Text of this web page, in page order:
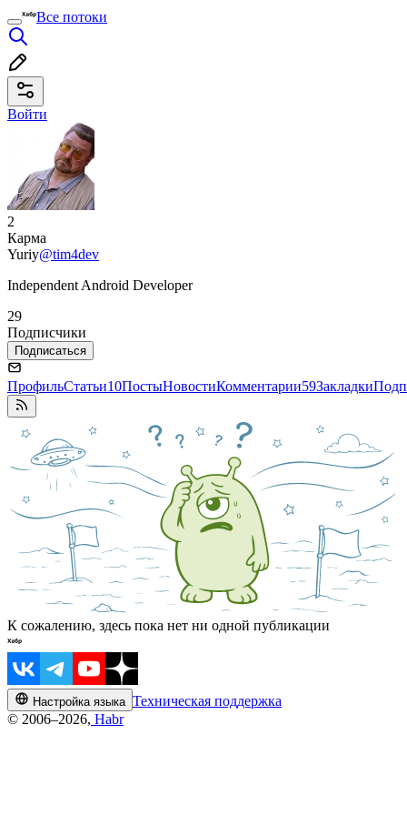
Все потоки
Войти
2
Карма
Yuriy@tim4dev
Independent Android Developer
29
Подписчики
Подписаться
ПрофильСтатьи10ПостыНовостиКомментарии59Закладки
К сожалению, здесь пока нет ни одной публикации
Настройка языка Техническая поддержка
© 2006–2026, Habr